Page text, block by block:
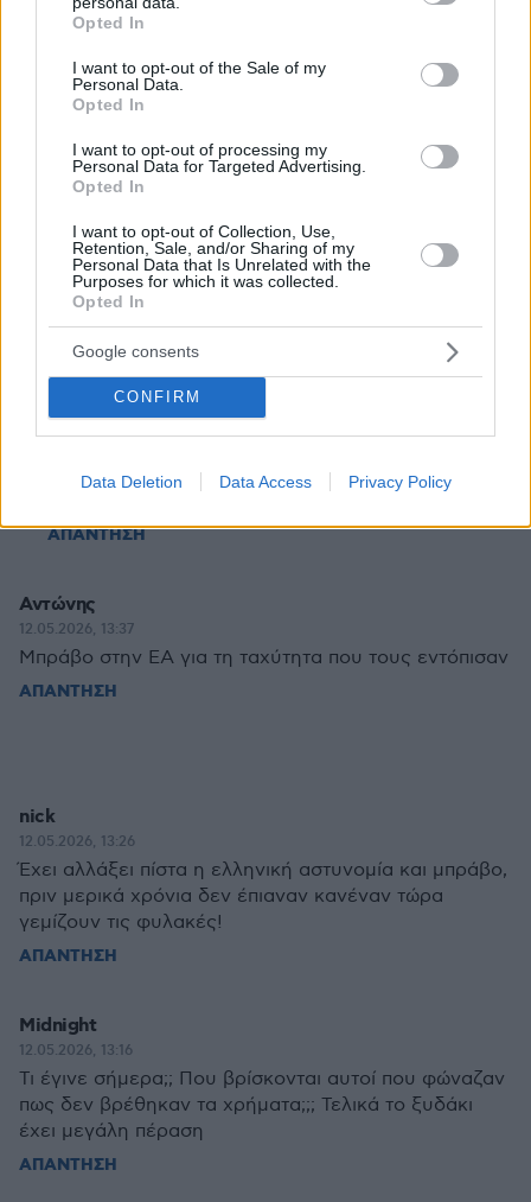
grant or deny consent to Google and its third-party tags to
use your data for below specified purposes in below Google
consent section.
Opted In
I want to opt-out of the Sale of my
Personal Data.
Opted In
I want to opt-out of processing my
Personal Data for Targeted Advertising.
Opted In
I want to opt-out of Collection, Use,
Retention, Sale, and/or Sharing of my
Personal Data that Is Unrelated with the
Purposes for which it was collected.
Opted In
Google consents
CONFIRM
Data Deletion Data Access Privacy Policy
Στέλιος
Τον καταζητούμενο Παλαιοκωστα αν έκανε σήμερα
τις ληστείες θα τον είχαν βούτυρο στο ψωμί τους με
ΑΠΑΝΤΗΣΗ
12.05.2026, 14:33
Σσσσσσσ...μην μαρτυράς. Τον παρακολουθούν. Θα
τον πιάσουν όταν κρίνει ο Μάικ Γκολντενίδης οτι
ήγγικεν η ώρα.
ΑΠΑΝΤΗΣΗ
Βασιλης
Μα τόσα χρόνια δεν μπορούν να τον συλλάβουν τι
ΑΠΑΝΤΗΣΗ
Αντώνης
12.05.2026, 13:37
Μπράβο στην ΕΑ για τη ταχύτητα που τους εντόπισαν
ΑΠΑΝΤΗΣΗ
nick
12.05.2026, 13:26
Έχει αλλάξει πίστα η ελληνική αστυνομία και μπράβο,
πριν μερικά χρόνια δεν έπιαναν κανέναν τώρα
γεμίζουν τις φυλακές!
ΑΠΑΝΤΗΣΗ
Midnight
12.05.2026, 13:16
Τι έγινε σήμερα;; Που βρίσκονται αυτοί που φώναζαν
πως δεν βρέθηκαν τα χρήματα;;; Τελικά το ξυδάκι
έχει μεγάλη πέραση
ΑΠΑΝΤΗΣΗ